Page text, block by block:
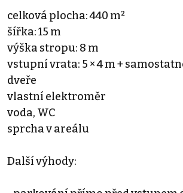
celková plocha: 440 m²
šířka: 15 m
výška stropu: 8 m
vstupní vrata: 5 × 4 m +
dveře
vlastní elektroměr
voda, WC
sprcha v areálu
Další výhody: